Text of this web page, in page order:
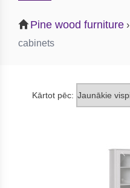
Pine wood furniture ›
cabinets
Kārtot pēc: